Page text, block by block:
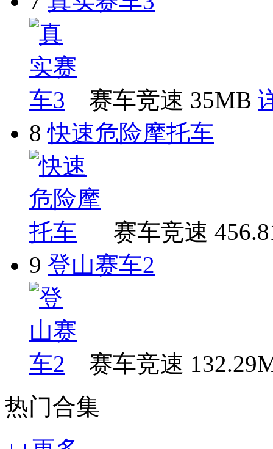
赛车竞速 35MB
8 快速危险摩托车
赛车竞速
9 登山赛车2
赛车竞速
热门合集